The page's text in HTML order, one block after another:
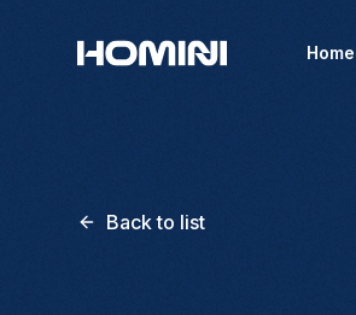
Home
Back to list